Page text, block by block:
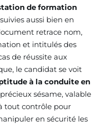
de formation
aussi bien en
retrace nom,
et intitulés des
de réussite aux
le candidat se voit
à la conduite en
sésame, valable
tout contrôle pour
en sécurité les